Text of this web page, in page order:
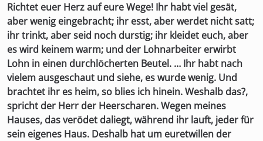
Richtet euer Herz auf eure Wege! Ihr habt viel gesät,
aber wenig eingebracht; ihr esst, aber werdet nicht satt;
ihr trinkt, aber seid noch durstig; ihr kleidet euch, aber
es wird keinem warm; und der Lohnarbeiter erwirbt
Lohn in einen durchlöcherten Beutel. … Ihr habt nach
vielem ausgeschaut und siehe, es wurde wenig. Und
brachtet ihr es heim, so blies ich hinein. Weshalb das?,
spricht der Herr der Heerscharen. Wegen meines
Hauses, das verödet daliegt, während ihr lauft, jeder für
sein eigenes Haus. Deshalb hat um euretwillen der